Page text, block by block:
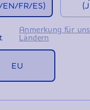
EN/FR/ES)
Anmerkung für
Ländern
EU